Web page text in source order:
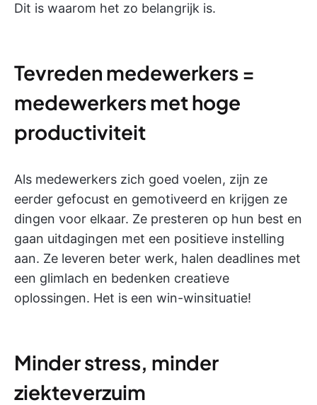
Dit is waarom het zo belangrijk is.
Tevreden medewerkers =
medewerkers met hoge
productiviteit
Als medewerkers zich goed voelen, zijn ze
eerder gefocust en gemotiveerd en krijgen ze
dingen voor elkaar. Ze presteren op hun best en
gaan uitdagingen met een positieve instelling
aan. Ze leveren beter werk, halen deadlines met
een glimlach en bedenken creatieve
oplossingen. Het is een win-winsituatie!
Minder stress, minder
ziekteverzuim